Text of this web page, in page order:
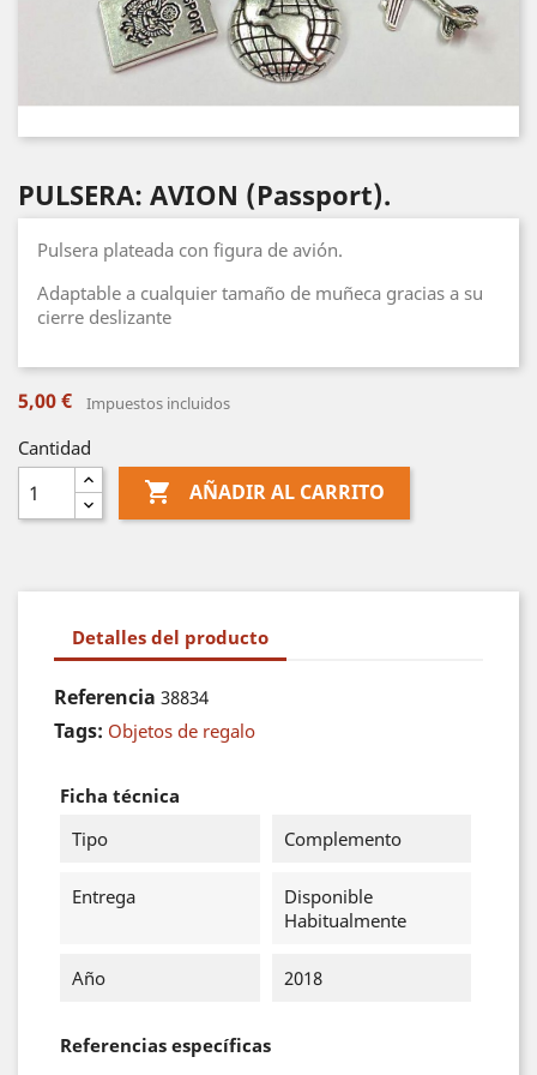
PULSERA: AVION (Passport).
Pulsera plateada con figura de avión.
Adaptable a cualquier tamaño de muñeca gracias a su
cierre deslizante
5,00 € Impuestos incluidos
Cantidad
 AÑADIR AL CARRITO
Detalles del producto
Referencia 38834
Tags: Objetos de regalo
Ficha técnica
Tipo
Complemento
Entrega
Disponible
Habitualmente
Año 2018
Referencias específicas